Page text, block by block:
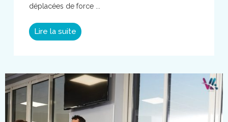
déplacées de force ...
Lire la suite